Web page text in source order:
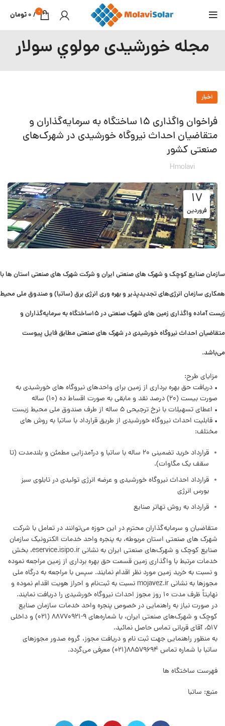
0
/
0تومان
مجله خورشیدی مولوي سولار
اخبار
فراخوان واگذاری 15 ساختگاه به سرمایه‌گذاران و
متقاضیان احداث نیروگاه خورشیدی در شهرک‌های
صنعتی کشور
Hmolavi
۱۷
فروردین
سازمان صنایع کوچک و شهرک های صنعتی ایران و شرکت شهرک های صنعتی استان ها با
همکاری سازمان انرژی‌های تجدیدپذیر و بهره وری انرژی برق (ساتبا) و صندوق ملی محیط
زیست آماده واگذاری زمین های شهرک صنعتی در 15ساختگاه به سرمایه‌گذاران و
متقاضیان احداث نیروگاه خورشیدی در شهرک های صنعتی مطابق فایل پیوست
می‌باشد.
مزایای طرح:
• دریافت حق بهره برداری از زمین برای واحدهای نیروگاه های خورشیدی به
صورت بیست (20) درصد نقد و مابقی به صورت اقساط ده (10) ساله
• اعطای تسهیلات با نرخ ترجیحی 5 ساله از طرف صندوق ملی محیط زیست
• قابلیت احداث نیروگاه خورشیدی از طریق قرارداد با ساتبا به روش های
مختلف:
قرارداد خرید تضمینی ۲۰ ساله با ساتبا و درآمدزایی مطمئن و بلندمدت (تا
سقف یک مگاوات).
قرارداد احداث نیروگاه خورشیدی و عرضه انرژی تولیدی در تابلوی سبز
بورس انرژی
قرارداد به روش تهاتر صنایع
متقاضیان و سرمایه‌گذاران محترم در این حوزه می‌توانند در تعامل با شرکت
شهرک های صنعتی استان مربوطه، به پنجره واحد خدمات الکترونیک سازمان
صنایع کوچک و شهرک‌های صنعتی ایران به نشانی eservice.isipo.ir، بخش
خدمات مرتبط با واگذاری زمین قسمت حق بهره برداری از زمین مراجعه نموده
و نسبت به خرید زمین مورد نظر اقدام نمایند. سپس با مراجعه به درگاه ملی
مجوزها به نشانی mojavez.ir نسبت به ثبت‌نام و احراز هویت اقدام نموده و
نهایتاً ظرف مدت 10 روز مجوز احداث نیروگاه خورشیدی را دریافت نمایند.
در صورت نیاز به راهنمایی در خصوص پنجره واحد خدمات سازمان صنایع
کوچک و شهرک‌های صنعتی ایران، با شماره‌های 9-88770921 (021) و داخلی
517، آقای قربانی تماس حاصل نمائید.
به منظور راهنمایی جهت ثبت نام و دریافت مجوز، گروه صدور مجوزهای
ساتبا با شماره تماس 88579694(021) معرفی می‌گردد.
فهرست ساختگاه ها
منبع: ساتبا